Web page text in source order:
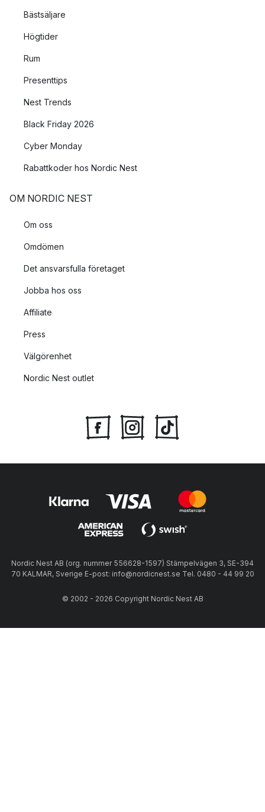
Bästsäljare
Högtider
Rum
Presenttips
Nest Trends
Black Friday 2026
Cyber Monday
Rabattkoder hos Nordic Nest
OM NORDIC NEST
Om oss
Omdömen
Det ansvarsfulla företaget
Jobba hos oss
Affiliate
Press
Välgörenhet
Nordic Nest outlet
Nordic Nest AB (org. nummer 556628-1597) Stämpelvägen 3, SE-394
70 KALMAR, Sverige E-post: info@nordicnest.se Tel. 0480 - 44 99 20
© 2002 - 2026 Copyright Nordic Nest AB